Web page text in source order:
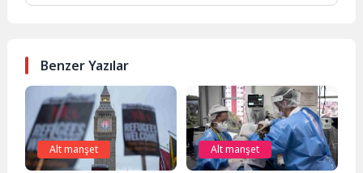
Benzer Yazılar
Alt manşet Alt manşet